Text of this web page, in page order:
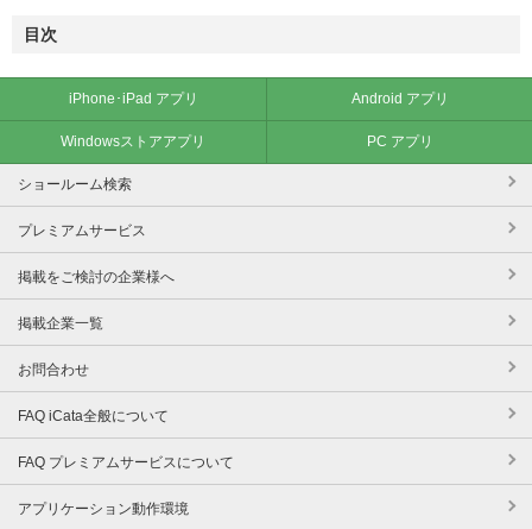
目次
iPhone･iPad アプリ Android アプリ
Windowsストアアプリ PC アプリ
ショールーム検索
プレミアムサービス
掲載をご検討の企業様へ
掲載企業一覧
お問合わせ
FAQ iCata全般について
FAQ プレミアムサービスについて
アプリケーション動作環境